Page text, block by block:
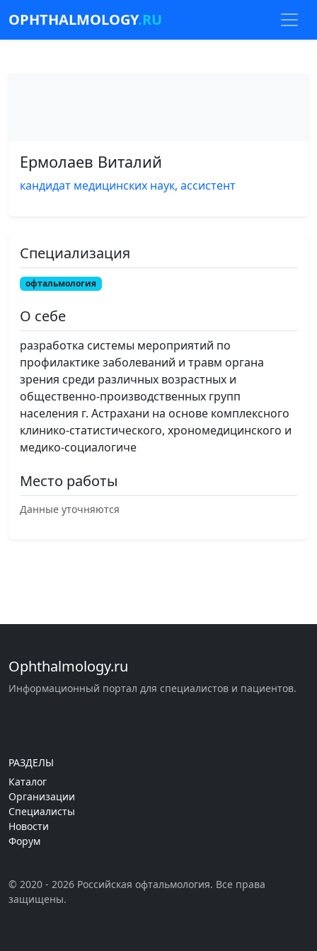
OPHTHALMOLOGY.RU
Ермолаев Виталий
кандидат медицинских наук, ассистент
Специализация
офтальмология
О себе
разработка системы мероприятий по
профилактике заболеваний и травм органа
зрения среди различных возрастных и
общественно-производственных групп
населения г. Астрахани на основе комплексного
клинико-статистического, хрономедицинского и
медико-социалогиче
Место работы
Данные уточняются
Ophthalmology.ru
Информационный портал для специалистов и пациентов.
РАЗДЕЛЫ
Каталог
Организации
Специалисты
Новости
Форум
© 2020 - 2026 Российская офтальмология. Все права
защищены.